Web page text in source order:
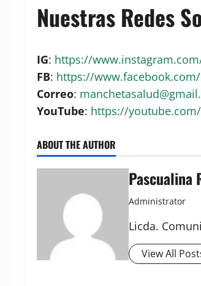
Nuestras Redes
IG: https://
FB: https://
Correo:
YouTube: https://youtube.com/
ABOUT THE AUTHOR
Pascualina
Administrator
Licda.
View All